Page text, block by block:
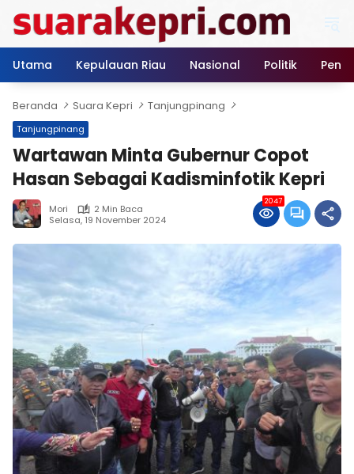
konten
Utama
Kepulauan Riau Nasional Politik
Beranda Suara Kepri Tanjungpinang
Tanjungpinang
Wartawan Minta Gubernur Copot
Hasan Sebagai Kadisminfotik Kepri
Mori
2 Min Baca
Selasa, 19 November 2024
2047